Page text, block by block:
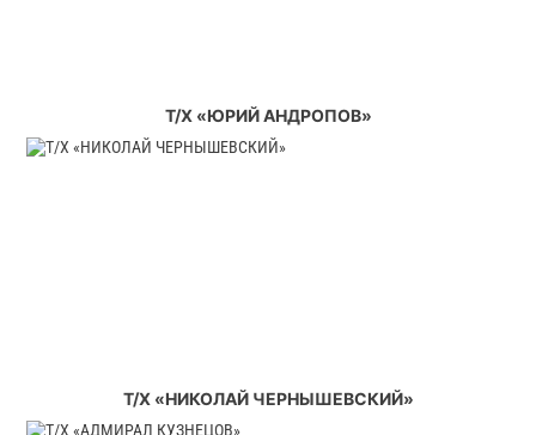
Т/Х «ЮРИЙ АНДРОПОВ»
Т/Х «НИКОЛАЙ ЧЕРНЫШЕВСКИЙ»